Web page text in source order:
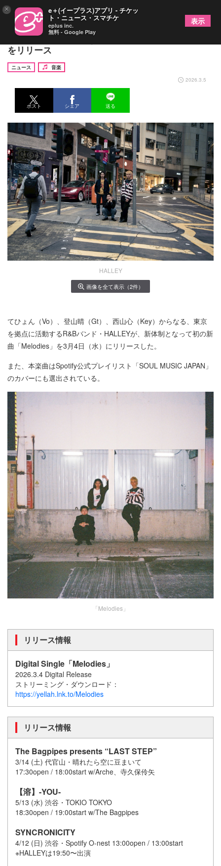
HALLEY、新体制となって初の新曲「Melodies」
をリリース
ニュース
音楽
2026.3.5
ポスト シェア 送る
HALLEY
画像を全て表示（2件）
てひょん（Vo）、登山晴（Gt）、西山心（Key）からなる、東京
を拠点に活動するR&Bバンド・HALLEYが、新体制となって初の新
曲「Melodies」を3月4日（水）にリリースした。
また、本楽曲はSpotify公式プレイリスト「SOUL MUSIC JAPAN」
のカバーにも選出されている。
「Melodies」
リリース情報
Digital Single「Melodies」
2026.3.4 Digital Release
ストリーミング・ダウンロード：
https://yellah.lnk.to/Melodies
リリース情報
The Bagpipes presents “LAST STEP”
3/14 (土) 代官山・晴れたら空に豆まいて
17:30open / 18:00start w/Arche、寺久保伶矢
【溶】-YOU-
5/13 (水) 渋谷・TOKIO TOKYO
18:30open / 19:00start w/The Bagpipes
SYNCRONICITY
4/12 (日) 渋谷・Spotify O-nest 13:00open / 13:00start
※HALLEYは19:50〜出演
× e＋(イープラス)アプリ - チケッ
ト・ニュース・スマチケ
eplus inc.
無料 - Google Play
表示